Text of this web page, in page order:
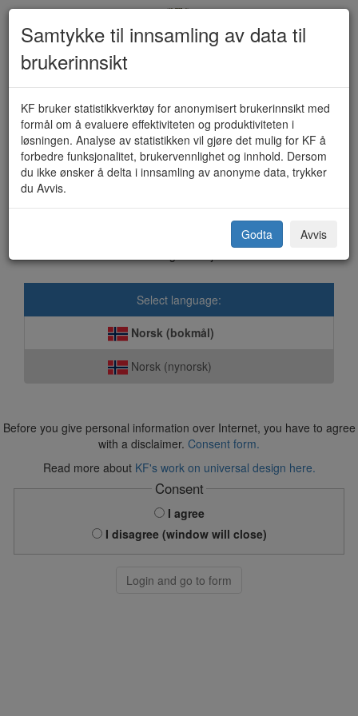
Serverings- og/eller
skjenkebevilling (KF-301)
Vi anbefaler Google Chrome, Mozilla Firefox eller Safari ved bruk
Select language:
Norsk (bokmål)
Norsk (nynorsk)
Before you give personal information over Internet, you have to agree
with a disclaimer. Consent form.
Read more about KF's work on universal design here.
Consent
I agree
I disagree (window will close)
Login and go to form
Samtykke til innsamling av data til
brukerinnsikt
KF bruker statistikkverktøy for anonymisert brukerinnsikt med
formål om å evaluere effektiviteten og produktiviteten i
løsningen. Analyse av statistikken vil gjøre det mulig for KF å
forbedre funksjonalitet, brukervennlighet og innhold. Dersom
du ikke ønsker å delta i innsamling av anonyme data, trykker
du Avvis.
Godta Avvis